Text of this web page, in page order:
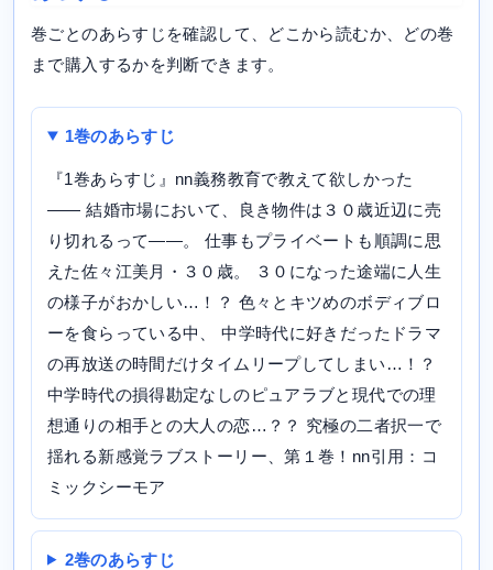
巻ごとのあらすじを確認して、どこから読むか、どの巻
まで購入するかを判断できます。
1巻のあらすじ
『1巻あらすじ』nn義務教育で教えて欲しかった
―― 結婚市場において、良き物件は３０歳近辺に売
り切れるって――。 仕事もプライベートも順調に思
えた佐々江美月・３０歳。 ３０になった途端に人生
の様子がおかしい…！？ 色々とキツめのボディブロ
ーを食らっている中、 中学時代に好きだったドラマ
の再放送の時間だけタイムリープしてしまい…！？
中学時代の損得勘定なしのピュアラブと現代での理
想通りの相手との大人の恋…？？ 究極の二者択一で
揺れる新感覚ラブストーリー、第１巻！nn引用：コ
ミックシーモア
2巻のあらすじ